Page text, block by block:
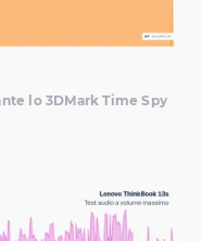
lo 3DMark Time Spy